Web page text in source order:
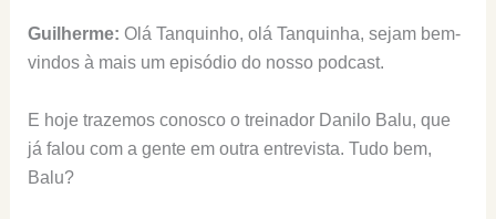
Guilherme: Olá Tanquinho, olá Tanquinha, sejam bem-
vindos à mais um episódio do nosso podcast.
E hoje trazemos conosco o treinador Danilo Balu, que
já falou com a gente em outra entrevista. Tudo bem,
Balu?